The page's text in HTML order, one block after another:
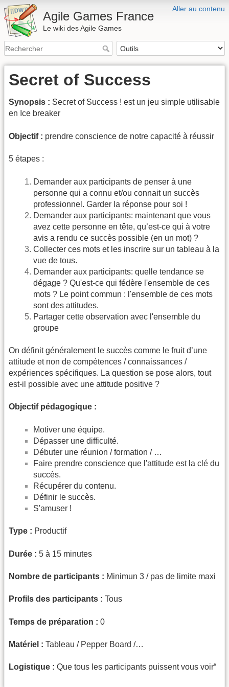
Aller au contenu
Agile Games France
Le wiki des Agile Games
Secret of Success
Synopsis : Secret of Success ! est un jeu simple utilisable
en Ice breaker
Objectif : prendre conscience de notre capacité à réussir
5 étapes :
Demander aux participants de penser à une
personne qui a connu et/ou connait un succès
professionnel. Garder la réponse pour soi !
Demander aux participants: maintenant que vous
avez cette personne en tête, qu’est-ce qui à votre
avis a rendu ce succès possible (en un mot) ?
Collecter ces mots et les inscrire sur un tableau à la
vue de tous.
Demander aux participants: quelle tendance se
dégage ? Qu'est-ce qui fédère l'ensemble de ces
mots ? Le point commun : l'ensemble de ces mots
sont des attitudes.
Partager cette observation avec l'ensemble du
groupe
On définit généralement le succès comme le fruit d’une
attitude et non de compétences / connaissances /
expériences spécifiques. La question se pose alors, tout
est-il possible avec une attitude positive ?
Objectif pédagogique :
Motiver une équipe.
Dépasser une difficulté.
Débuter une réunion / formation / …
Faire prendre conscience que l'attitude est la clé du
succès.
Récupérer du contenu.
Définir le succès.
S'amuser !
Type : Productif
Durée : 5 à 15 minutes
Nombre de participants : Minimun 3 / pas de limite maxi
Profils des participants : Tous
Temps de préparation : 0
Matériel : Tableau / Pepper Board /…
Logistique : Que tous les participants puissent vous voir“